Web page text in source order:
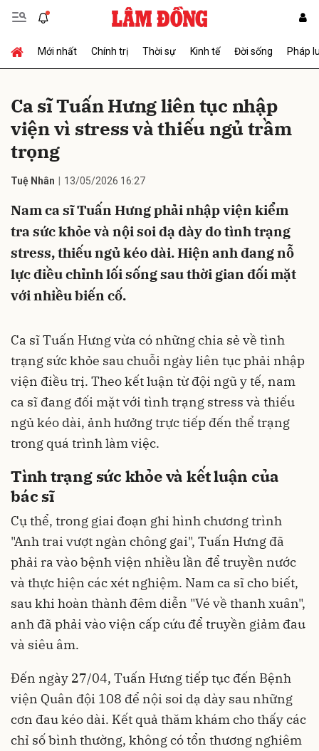
Mới nhất Chính trị Thời sự Kinh tế Đời sống Pháp
Ca sĩ Tuấn Hưng liên tục nhập
viện vì stress và thiếu ngủ trầm
trọng
Tuệ Nhân 13/05/2026 16:27
Nam ca sĩ Tuấn Hưng phải nhập viện kiểm
tra sức khỏe và nội soi dạ dày do tình trạng
stress, thiếu ngủ kéo dài. Hiện anh đang nỗ
lực điều chỉnh lối sống sau thời gian đối mặt
với nhiều biến cố.
Ca sĩ Tuấn Hưng vừa có những chia sẻ về tình
trạng sức khỏe sau chuỗi ngày liên tục phải nhập
viện điều trị. Theo kết luận từ đội ngũ y tế, nam
ca sĩ đang đối mặt với tình trạng stress và thiếu
ngủ kéo dài, ảnh hưởng trực tiếp đến thể trạng
trong quá trình làm việc.
Tình trạng sức khỏe và kết luận của
bác sĩ
Cụ thể, trong giai đoạn ghi hình chương trình
"Anh trai vượt ngàn chông gai", Tuấn Hưng đã
phải ra vào bệnh viện nhiều lần để truyền nước
và thực hiện các xét nghiệm. Nam ca sĩ cho biết,
sau khi hoàn thành đêm diễn "Vé về thanh xuân",
anh đã phải vào viện cấp cứu để truyền giảm đau
và siêu âm.
Đến ngày 27/04, Tuấn Hưng tiếp tục đến Bệnh
viện Quân đội 108 để nội soi dạ dày sau những
cơn đau kéo dài. Kết quả thăm khám cho thấy các
chỉ số bình thường, không có tổn thương nghiêm
Gửi bình luận
Hủy Gửi